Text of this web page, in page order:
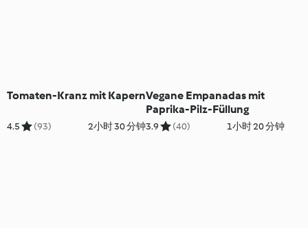
Tomaten-Kranz mit Kapern
4.5 (93) 2小时 30 分钟
Vegane Empanadas mit
Paprika-Pilz-Füllung
3.9 (40) 1小时 20 分钟